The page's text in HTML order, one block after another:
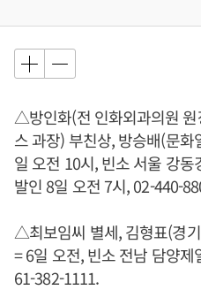
△방인화(전 인화외과의원
스 과장) 부친상, 방승배(문
일 오전 10시, 빈소 서울 강
발인 8일 오전 7시, 02-440-
△최보임씨 별세, 김형표(경
= 6일 오전, 빈소 전남 담양
61-382-1111.